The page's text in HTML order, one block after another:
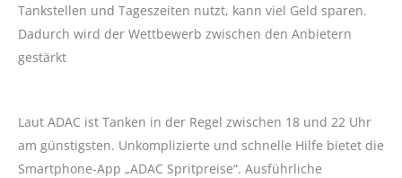
Tankstellen und Tageszeiten nutzt, kann viel Geld sparen.
Dadurch wird der Wettbewerb zwischen den Anbietern
gestärkt
Laut ADAC ist Tanken in der Regel zwischen 18 und 22 Uhr
am günstigsten. Unkomplizierte und schnelle Hilfe bietet die
Smartphone-App „ADAC Spritpreise“. Ausführliche